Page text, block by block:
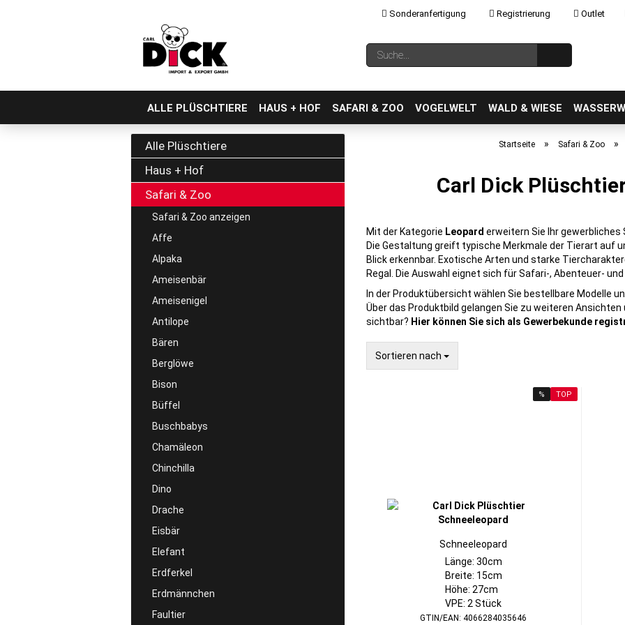
Sonderanfertigung Registrierung Outlet
Sprache auswählen
Passwort vergessen?
Suche...
ALLE PLÜSCHTIERE HAUS + HOF SAFARI & ZOO VOGELWELT WALD & WIESE
Startseite » Safari & Zoo »
Carl Dick
Mit der Kategorie Leopard erweitern Sie Ihr
Die Gestaltung greift typische Merkmale der Tierart auf
Blick erkennbar. Exotische Arten und starke
Regal. Die Auswahl eignet sich für Safari-, Abenteuer- und
In der Produktübersicht wählen Sie bestellbare Modelle
Über das Produktbild gelangen Sie zu weiteren Ansichten
sichtbar? Hier können Sie sich als Gewerbekunde
Sortieren nach
Sortieren nach
% TOP
Schneeleopard
Länge: 30cm
Breite: 15cm
Höhe: 27cm
VPE: 2 Stück
GTIN/EAN: 4066284035646
Alle Plüschtiere
Haus + Hof
Safari & Zoo
Safari & Zoo anzeigen
Affe
Alpaka
Ameisenbär
Ameisenigel
Antilope
Bären
Berglöwe
Bison
Büffel
Buschbabys
Chamäleon
Chinchilla
Dino
Drache
Eisbär
Elefant
Erdferkel
Erdmännchen
Faultier